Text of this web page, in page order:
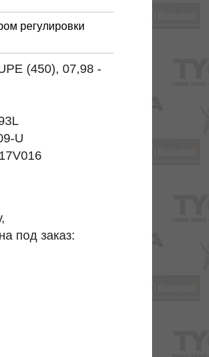
регулировки
(450), 07,98 -
U
под заказ: